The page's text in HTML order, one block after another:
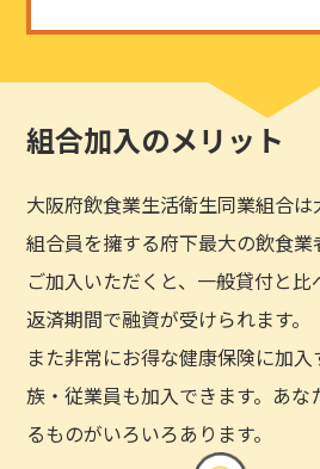
組合加入のメリット
大阪府飲食業生活衛生同業組合
組合員を擁する府下最大の飲食
ご加入いただくと、一般貸付と
返済期間で融資が受けられます。
また非常にお得な健康保険に加
族・従業員も加入できます。あ
るものがいろいろあります。